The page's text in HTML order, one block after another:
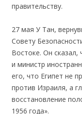
правительству.
27 мая У Тан,
Совету
Востоке. Он сказал,
и министр
его, что Египет не
против Израиля, а
восстановление
1956 года».